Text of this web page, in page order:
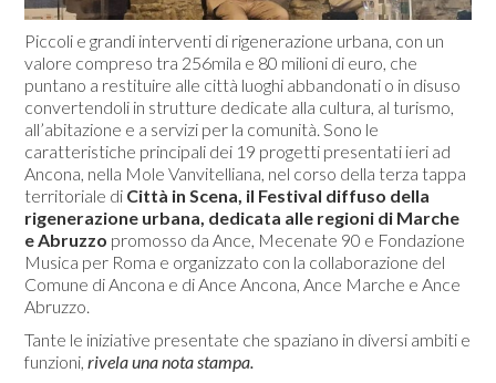
Piccoli e grandi interventi di rigenerazione urbana, con un
valore compreso tra 256mila e 80 milioni di euro, che
puntano a restituire alle città luoghi abbandonati o in disuso
convertendoli in strutture dedicate alla cultura, al turismo,
all’abitazione e a servizi per la comunità. Sono le
caratteristiche principali dei 19 progetti presentati ieri ad
Ancona, nella Mole Vanvitelliana, nel corso della terza tappa
territoriale di Città in Scena, il Festival diffuso della
rigenerazione urbana, dedicata alle regioni di Marche
e Abruzzo promosso da Ance, Mecenate 90 e Fondazione
Musica per Roma e organizzato con la collaborazione del
Comune di Ancona e di Ance Ancona, Ance Marche e Ance
Abruzzo.
Tante le iniziative presentate che spaziano in diversi ambiti e
funzioni,rivela una nota stampa.